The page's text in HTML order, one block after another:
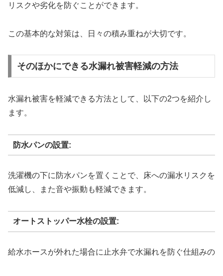
リスクや劣化を防ぐことができます。
この基本的な対策は、日々の積み重ねが大切です。
そのほかにできる水漏れ被害軽減の方法
水漏れ被害を軽減できる方法として、以下の2つを紹介し
ます。
防水パンの設置:
洗濯機の下に防水パンを置くことで、床への漏水リスクを
低減し、また音や振動も軽減できます。
オートストッパー水栓の設置:
給水ホースが外れた場合に止水弁で水漏れを防ぐ仕組みの